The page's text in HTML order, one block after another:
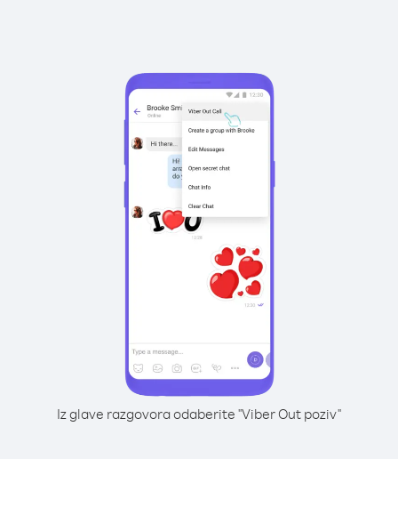
Iz glave razgovora odaberite "Viber Out poziv"